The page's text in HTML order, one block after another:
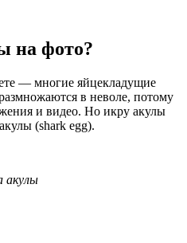
на фото?
— многие яйцекладущие
в неволе, потому
и видео. Но икру акулы
(shark egg).
акулы